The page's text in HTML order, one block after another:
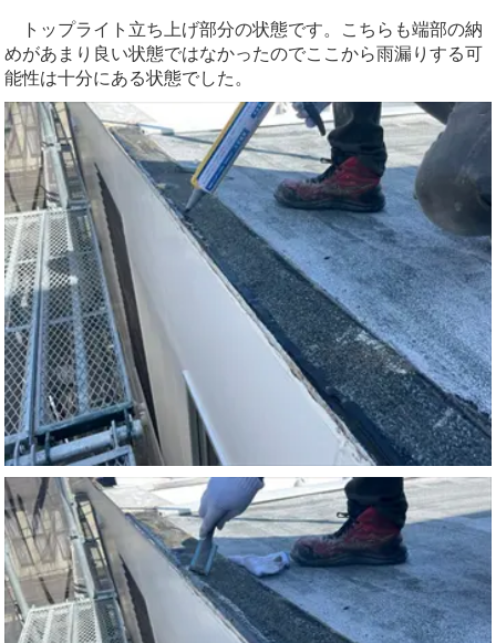
トップライト立ち上げ部分の状態です。こちらも端部の納
めがあまり良い状態ではなかったのでここから雨漏りする可
能性は十分にある状態でした。